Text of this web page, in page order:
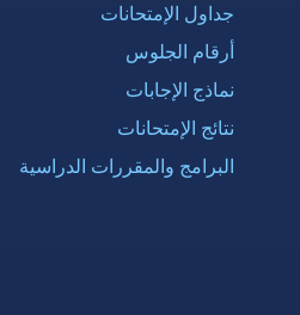
جداول الإمتحانات
أرقام الجلوس
نماذج الإجابات
نتائج الإمتحانات
البرامج والمقررات الدراسية